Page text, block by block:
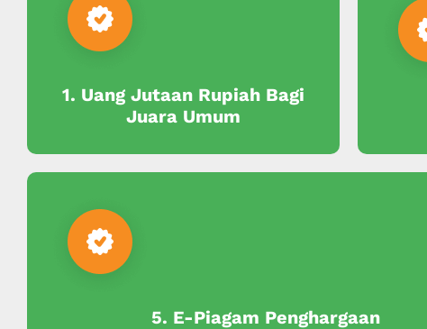
1. Uang Jutaan Rupiah Bagi
Juara Umum
5. E-Piagam Penghargaan